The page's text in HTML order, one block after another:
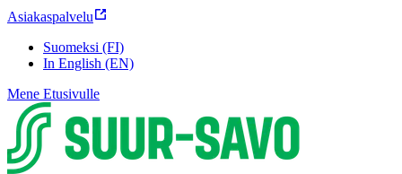
Asiakaspalvelu
Suomeksi (FI)
In English (EN)
Mene Etusivulle